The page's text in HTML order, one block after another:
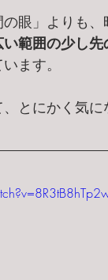
眼」よりも
い範囲の少し
ます。
とにかく気